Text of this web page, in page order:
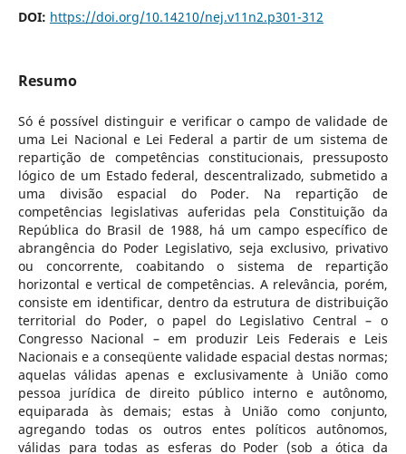
DOI: https://doi.org/10.14210/nej.v11n2.p301-312
Resumo
Só é possível distinguir e verificar o campo de validade de
uma Lei Nacional e Lei Federal a partir de um sistema de
repartição de competências constitucionais, pressuposto
lógico de um Estado federal, descentralizado, submetido a
uma divisão espacial do Poder. Na repartição de
competências legislativas auferidas pela Constituição da
República do Brasil de 1988, há um campo específico de
abrangência do Poder Legislativo, seja exclusivo, privativo
ou concorrente, coabitando o sistema de repartição
horizontal e vertical de competências. A relevância, porém,
consiste em identificar, dentro da estrutura de distribuição
territorial do Poder, o papel do Legislativo Central – o
Congresso Nacional – em produzir Leis Federais e Leis
Nacionais e a conseqüente validade espacial destas normas;
aquelas válidas apenas e exclusivamente à União como
pessoa jurídica de direito público interno e autônomo,
equiparada às demais; estas à União como conjunto,
agregando todas os outros entes políticos autônomos,
válidas para todas as esferas do Poder (sob a ótica da